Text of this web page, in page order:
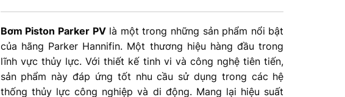
Bơm Piston Parker PVlà một trong những sản phẩm nổi bật
của hãng Parker Hannifin. Một thương hiệu hàng đầu trong
lĩnh vực thủy lực. Với thiết kế tinh vi và công nghệ tiên tiến,
sản phẩm này đáp ứng tốt nhu cầu sử dụng trong các hệ
thống thủy lực công nghiệp và di động. Mang lại hiệu suất